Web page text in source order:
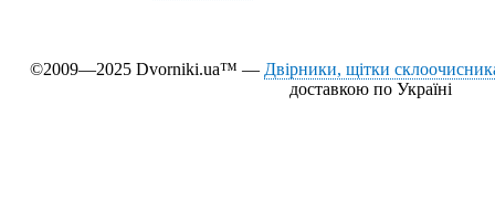
©2009—2025 Dvorniki.ua™ — Двірники, щітки
доставкою по Україні